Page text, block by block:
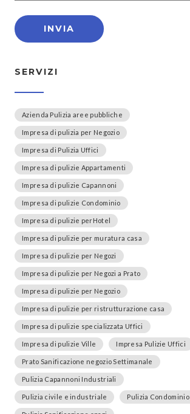
SERVIZI
Azienda Pulizia aree pubbliche
Impresa di pulizia per Negozio
Impresa di Pulizia Uffici
Impresa di pulizie Appartamenti
Impresa di pulizie Capannoni
Impresa di pulizie Condominio
Impresa di pulizie perHotel
Impresa di pulizie per muratura casa
Impresa di pulizie per Negozi
Impresa di pulizie per Negozi a Prato
Impresa di pulizie per Negozio
Impresa di pulizie per ristrutturazione casa
Impresa di pulizie specializzata Uffici
Impresa di pulizie Ville Impresa Pulizie Uffici
Prato Sanificazione negozio Settimanale
Pulizia Capannoni Industriali
Pulizia civile e industriale Pulizia Condominio